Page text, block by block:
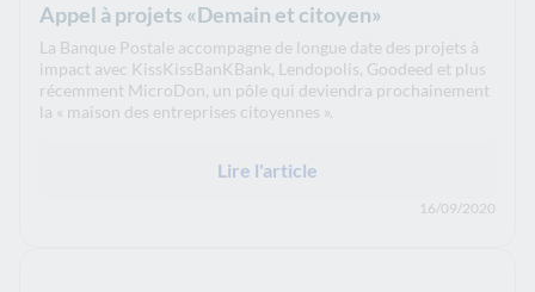
Appel à projets «Demain et citoyen»
La Banque Postale accompagne de longue date des projets à
impact avec KissKissBanKBank, Lendopolis, Goodeed et plus
récemment MicroDon, un pôle qui deviendra prochainement
la « maison des entreprises citoyennes ».
Lire l'article
16/09/2020